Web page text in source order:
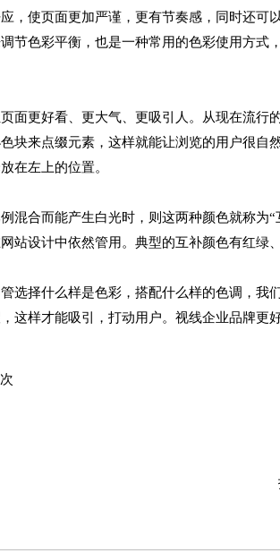
，使页面更加严谨，更有节奏感，同时还可
节色彩平衡，也是一种常用的色彩使用方式
面更好看、更大气、更吸引人。从现在流行
块来点缀元素，这样就能让浏览的用户很自
在左上的位置。
合而能产生白光时，则这两种颜色就称为“
站设计中依然管用。典型的互补颜色有红绿
选择什么样是色彩，搭配什么样的色调，我
这样才能吸引，打动用户。视线企业品牌更
看了一圈他们